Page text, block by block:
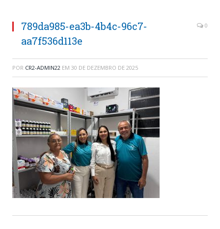
789da985-ea3b-4b4c-96c7-
aa7f536d113e
0
POR CR2-ADMIN22 EM 30 DE DEZEMBRO DE 2025